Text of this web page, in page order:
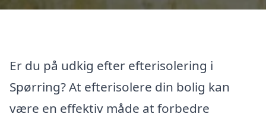
Er du på udkig efter efterisolering i
Spørring? At efterisolere din bolig kan
være en effektiv måde at forbedre